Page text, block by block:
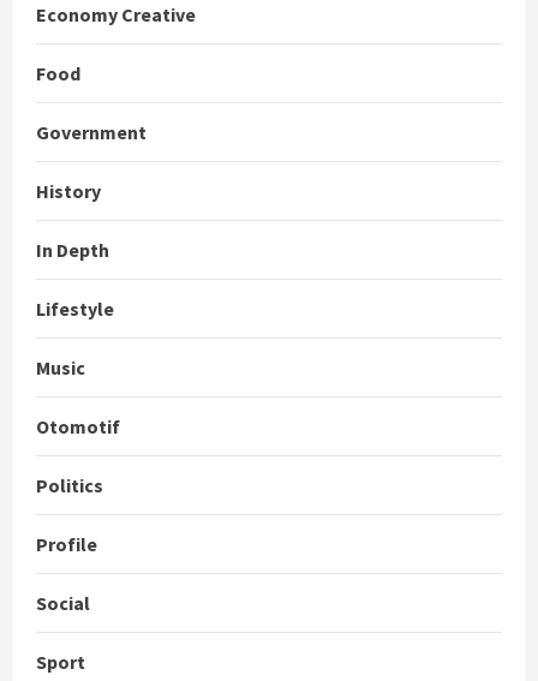
Economy Creative
Food
Government
History
In Depth
Lifestyle
Music
Otomotif
Politics
Profile
Social
Sport